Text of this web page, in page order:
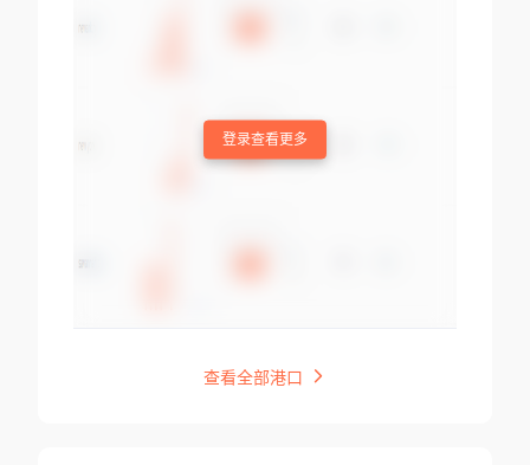
登录查看更多
查看全部港口